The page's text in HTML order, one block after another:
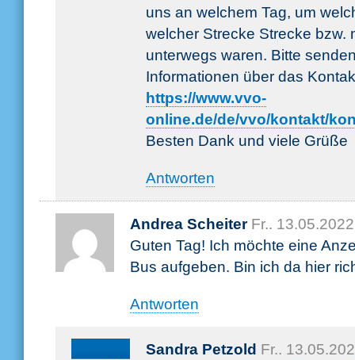
uns an welchem Tag, um
welcher Strecke Strecke bzw.
unterwegs waren. Bitte
Informationen über das
https://www.vvo-
online.de/de/vvo/kontakt/
Besten Dank und viele Grüße
Antworten
Andrea Scheiter Fr..
Guten Tag! Ich möchte eine
Bus aufgeben. Bin ich da hier
Antworten
Sandra Petzold Fr..